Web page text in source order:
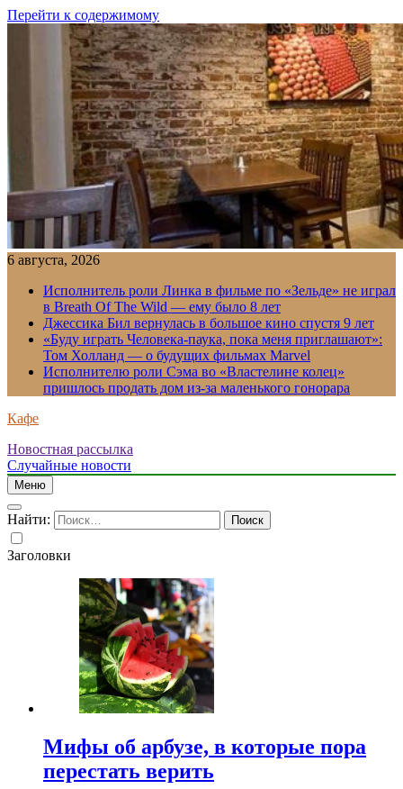
Перейти к содержимому
6 августа, 2026
Исполнитель роли Линка в фильме по «Зельде» не играл
в Breath Of The Wild — ему было 8 лет
Джессика Бил вернулась в большое кино спустя 9 лет
«Буду играть Человека-паука, пока меня приглашают»:
Том Холланд — о будущих фильмах Marvel
Исполнителю роли Сэма во «Властелине колец»
пришлось продать дом из-за маленького гонорара
Кафе
Новостная рассылка
Случайные новости
Меню
Найти:
Заголовки
Мифы об арбузе, в которые пора
перестать верить